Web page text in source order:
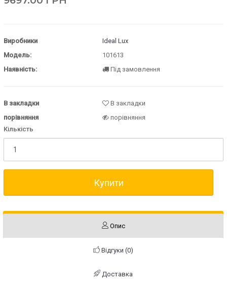
Виробники
Ideal Lux
Модель:
101613
Наявність:
Під замовлення
В закладки
В закладки
порівняння
порівняння
Кількість
Купити
Опис
Відгуки (0)
Доставка